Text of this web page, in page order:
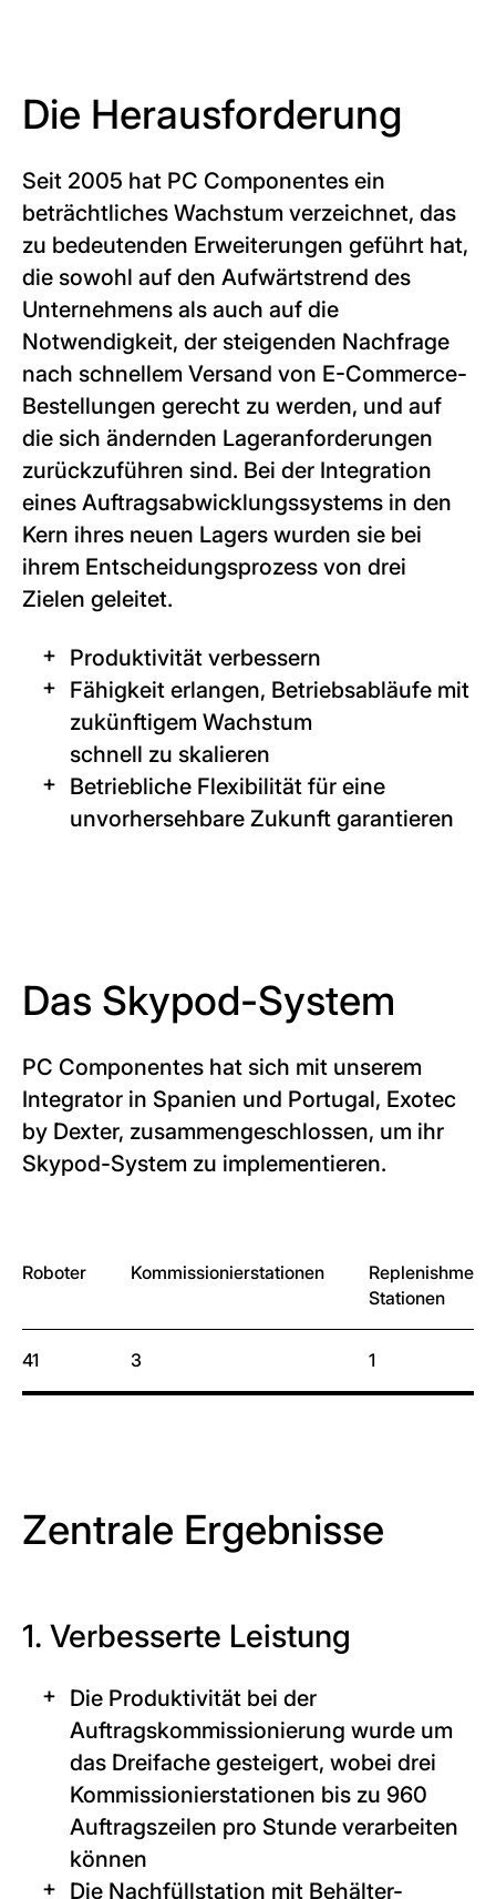
Die Herausforderung
Seit 2005 hat PC Componentes ein
beträchtliches Wachstum verzeichnet, das
zu bedeutenden Erweiterungen geführt hat,
die sowohl auf den Aufwärtstrend des
Unternehmens als auch auf die
Notwendigkeit, der steigenden Nachfrage
nach schnellem Versand von E-Commerce-
Bestellungen gerecht zu werden, und auf
die sich ändernden Lageranforderungen
zurückzuführen sind. Bei der Integration
eines Auftragsabwicklungssystems in den
Kern ihres neuen Lagers wurden sie bei
ihrem Entscheidungsprozess von drei
Zielen geleitet.
Produktivität verbessern
Fähigkeit erlangen, Betriebsabläufe mit
zukünftigem Wachstum
schnell zu skalieren
Betriebliche Flexibilität für eine
unvorhersehbare Zukunft garantieren
Das Skypod-System
PC Componentes hat sich mit unserem
Integrator in Spanien und Portugal, Exotec
by Dexter, zusammengeschlossen, um ihr
Skypod-System zu implementieren.
Roboter Kommissionierstationen
Replenishment
Stationen
41 3 1
Zentrale Ergebnisse
1. Verbesserte Leistung
Die Produktivität bei der
Auftragskommissionierung wurde um
das Dreifache gesteigert, wobei drei
Kommissionierstationen bis zu 960
Auftragszeilen pro Stunde verarbeiten
können
Die Nachfüllstation mit Behälter-